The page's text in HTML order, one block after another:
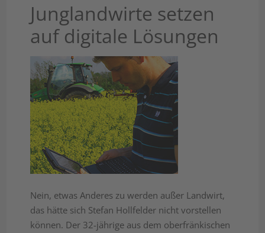
Junglandwirte setzen
auf digitale Lösungen
Nein, etwas Anderes zu werden außer Landwirt,
das hätte sich Stefan Hollfelder nicht vorstellen
können. Der 32-jährige aus dem oberfränkischen